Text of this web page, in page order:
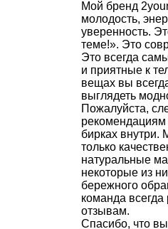
Мой бренд
молодость,
уверенность.
теме!». Это
Это всегда
и приятные к
вещах вы
выглядеть
Пожалуйста,
рекомендациям
бирках внутри.
только
натуральные
некоторые из
бережного
команда
отзывам.
Спасибо, что